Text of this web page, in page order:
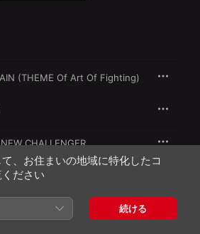
(THEME Of Art Of Fighting)
CHALLENGER
8day)
、お住まいの地域に特化したコ
ださい
続ける